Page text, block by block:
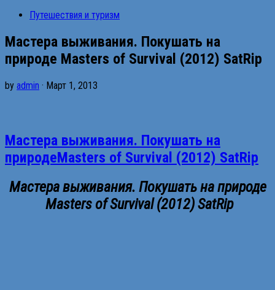
Путешествия и туризм
Мастера выживания. Покушать на
природе Masters of Survival (2012) SatRip
by admin · Март 1, 2013
Мастера выживания. Покушать на
природеMasters of Survival (2012) SatRip
Мастера выживания. Покушать на природе
Masters of Survival (2012) SatRip